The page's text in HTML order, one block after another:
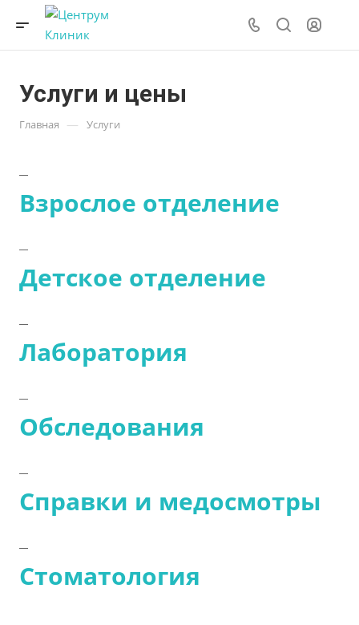
Услуги и цены
Главная — Услуги
Взрослое отделение
Детское отделение
Лаборатория
Обследования
Справки и медосмотры
Стоматология